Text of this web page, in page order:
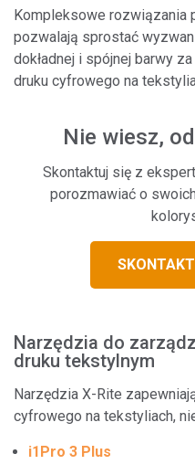
Kompleksowe rozwiązania
pozwalają sprostać
dokładnej i spójnej barwy
druku cyfrowego na
Nie wiesz,
Skontaktuj się z
porozmawiać o
Narzędzia do
druku tekstylnym
Narzędzia X-Rite
cyfrowego na tekstyliach,
i1Pro 3 Plus